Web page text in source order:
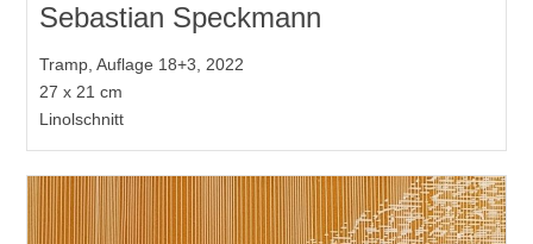
Sebastian Speckmann
Tramp, Auflage 18+3, 2022
27 x 21 cm
Linolschnitt